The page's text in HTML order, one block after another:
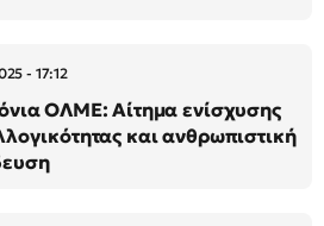
- 17:12
ΟΛΜΕ: Αίτημα ενίσχυσης
και ανθρωπιστική